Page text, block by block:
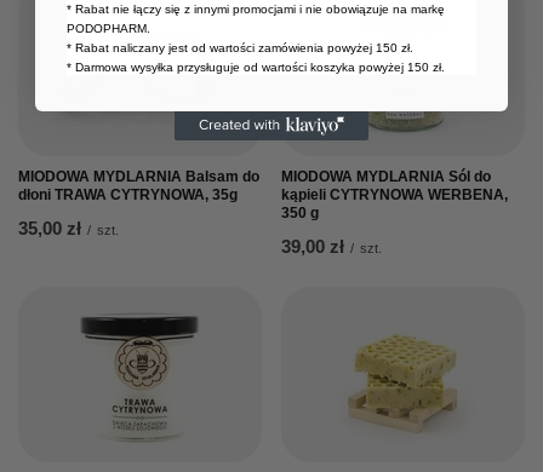
MIODOWA MYDLARNIA Balsam do
dłoni TRAWA CYTRYNOWA, 35g
35,00 zł / szt.
MIODOWA MYDLARNIA Sól do
kąpieli CYTRYNOWA WERBENA,
350 g
39,00 zł / szt.
* Rabat nie łączy się z innymi promocjami i nie obowiązuje na markę
PODOPHARM.
* Rabat naliczany jest od wartości zamówienia powyżej 150 zł.
* Darmowa wysyłka przysługuje od wartości koszyka powyżej 150 zł.